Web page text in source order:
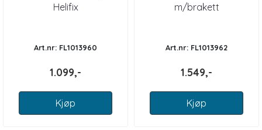
Helifix
Art.nr: FL1013960
1.099,-
Kjøp
m/brakett
Art.nr: FL1013962
1.549,-
Kjøp